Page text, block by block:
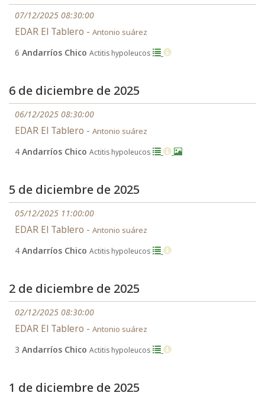
07/12/2025 08:30:00
EDAR El Tablero - Antonio suárez
6 Andarríos Chico Actitis hypoleucos
6 de diciembre de 2025
06/12/2025 08:30:00
EDAR El Tablero - Antonio suárez
4 Andarríos Chico Actitis hypoleucos
5 de diciembre de 2025
05/12/2025 11:00:00
EDAR El Tablero - Antonio suárez
4 Andarríos Chico Actitis hypoleucos
2 de diciembre de 2025
02/12/2025 08:30:00
EDAR El Tablero - Antonio suárez
3 Andarríos Chico Actitis hypoleucos
1 de diciembre de 2025